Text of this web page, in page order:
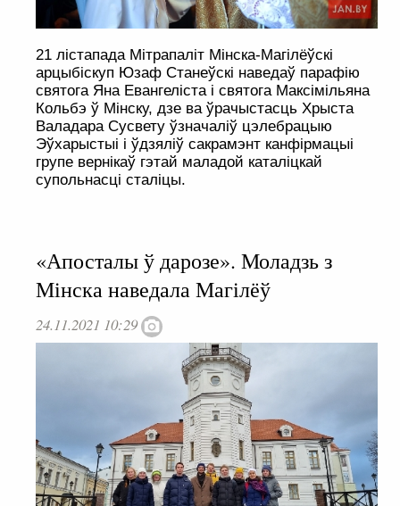
21 лістапада Мітрапаліт Мінска-Магілёўскі
арцыбіскуп Юзаф Станеўскі наведаў парафію
святога Яна Евангеліста і святога Максімільяна
Кольбэ ў Мінску, дзе ва ўрачыстасць Хрыста
Валадара Сусвету ўзначаліў цэлебрацыю
Эўхарыстыі і ўдзяліў сакрамэнт канфірмацыі
групе вернікаў гэтай маладой каталіцкай
супольнасці сталіцы.
«Апосталы ў дарозе». Моладзь з
Мінска наведала Магілёў
24.11.2021 10:29